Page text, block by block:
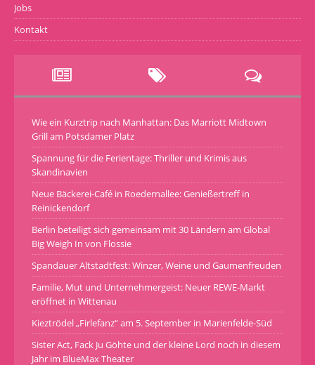
Jobs
Kontakt
Wie ein Kurztrip nach Manhattan: Das Marriott Midtown
Grill am Potsdamer Platz
Spannung für die Ferientage: Thriller und Krimis aus
Skandinavien
Neue Bäckerei-Café in Roedernallee: Genießertreff in
Reinickendorf
Berlin beteiligt sich gemeinsam mit 30 Ländern am Global
Big Weigh In von Flossie
Spandauer Altstadtfest: Winzer, Weine und Gaumenfreuden
Familie, Mut und Unternehmergeist: Neuer REWE-Markt
eröffnet in Wittenau
Kieztrödel „Firlefanz“ am 5. September in Marienfelde-Süd
Sister Act, Fack Ju Göhte und der kleine Lord noch in diesem
Jahr im BlueMax Theater